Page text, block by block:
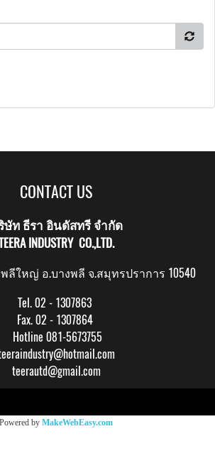
CONTACT US
ษัท ธีรา อินดัสทรี จำกัด
INDUSTRY CO.,LTD.
ลีใหญ่ อ.บางพลี จ.สมุทรปราการ 10540
Tel. 02 - 1307863
Fax. 02 - 1307864
Hotline 081-5673755
teerautd@gmail.com
Powered by MakeWebEasy.com